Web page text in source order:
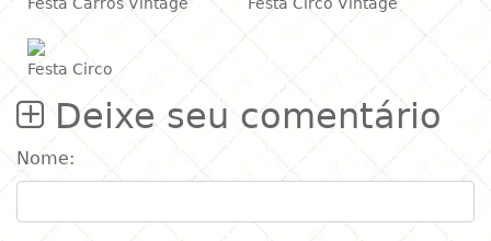
Festa Carros Vintage Festa Circo Vintage
Festa Circo
Deixe seu comentário
Nome: